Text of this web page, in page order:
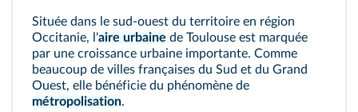
Située dans le sud-ouest du territoire en région
Occitanie, l'aire urbaine de Toulouse est marquée
par une croissance urbaine importante. Comme
beaucoup de villes françaises du Sud et du Grand
Ouest, elle bénéficie du phénomène de
métropolisation.